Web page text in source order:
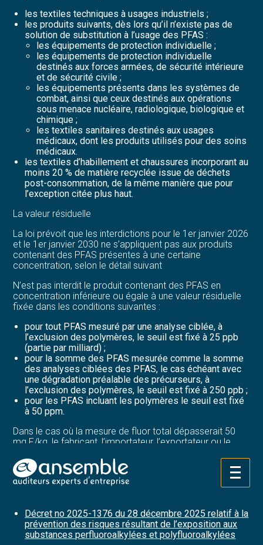
Aller
au
les textiles techniques à usages industriels ;
les produits suivants, dès lors qu’il n’existe pas de
solution de substitution à l’usage des PFAS :
les équipements de protection individuelle ;
les équipements de protection individuelle
destinés aux forces armées, de sécurité intérieure
et de sécurité civile ;
les équipements présents dans les systèmes de
combat, ainsi que ceux destinés aux opérations
sous menace nucléaire, radiologique, biologique et
chimique ;
les textiles sanitaires destinés aux usages
médicaux, dont les produits utilisés pour des soins
médicaux.
les textiles d’habillement et chaussures incorporant au
moins 20 % de matière recyclée issue de déchets
post-consommation, de la même manière que pour
l’exception citée plus haut.
La valeur résiduelle
La loi prévoit que les interdictions pour le 1er janvier 2026
et le 1er janvier 2030 ne s’appliquent pas aux produits
contenant des PFAS présentes à une certaine
concentration, selon le détail suivant
N’est pas interdit le produit contenant des PFAS en
concentration inférieure ou égale à une valeur résiduelle
fixée dans les conditions suivantes :
pour tout PFAS mesuré par une analyse ciblée, à
l’exclusion des polymères, le seuil est fixé à 25 ppb
(partie par milliard) ;
pour la somme des PFAS mesurée comme la somme
des analyses ciblées des PFAS, le cas échéant avec
une dégradation préalable des précurseurs, à
l’exclusion des polymères, le seuil est fixé à 250 ppb ;
pour les PFAS incluant les polymères le seuil est fixé
à 50 ppm.
Dans le cas où la mesure de fluor total dépasserait 50
mg F/kg, le fabricant, l’importateur, l’exportateur ou le
des pouvoirs publics, une preuve que la teneur en fluor
provient de substances PFAS ou non PFAS.
Décret no 2025-1376 du 28 décembre 2025 relatif à la
prévention des risques résultant de l’exposition aux
substances perfluoroalkylées et polyfluoroalkylées